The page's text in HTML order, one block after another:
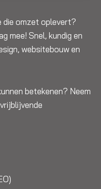
die omzet oplevert?
mee! Snel, kundig en
websitebouw en
betekenen? Neem